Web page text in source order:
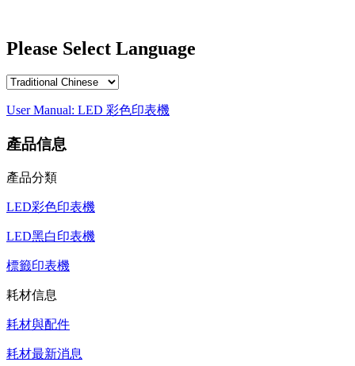
Please Select Language
User Manual: LED 彩色印表機
產品信息
產品分類
LED彩色印表機
LED黑白印表機
標籤印表機
耗材信息
耗材與配件
耗材最新消息